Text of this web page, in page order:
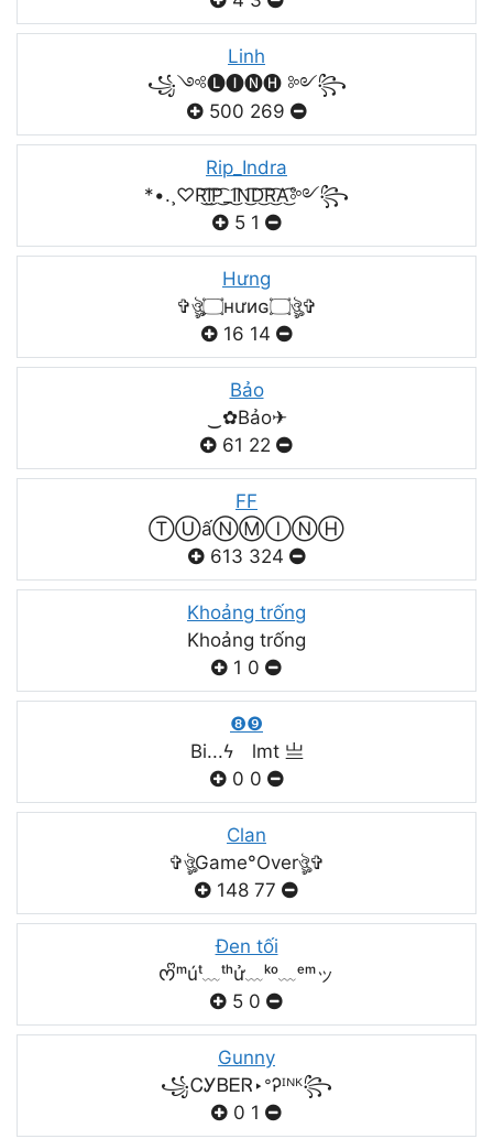
Linh
꧁༺🅛🅘🅝🅗 ༻꧂
500 269
Rip_Indra
*•.¸♡R͜͡I͜͡P͜͡_I͜͡N͜͡D͜͡R͜͡A͜͡༻꧂
5 1
Hưng
✞ঔৣ۝нưиɢ۝ঔৣ✞
16 14
Bảo
‿✿Bảo✈
61 22
FF
ⓉⓊấⓃⓂⒾⓃⒽ
613 324
Khoảng trống
Khoảng trống
1 0
❽❾
Bi...ϟ lmt 亗
0 0
Clan
✞ঔৣGame°Overঔৣ✞
148 77
Đen tối
ᰔᩚᵐúᵗ﹏ᵗʰử﹏ᵏᵒ﹏ᵉᵐッ
5 0
Gunny
꧁ᏟᎩᏴᎬᏒ‣ᐤᎮᴵᴺᴷ꧂
0 1